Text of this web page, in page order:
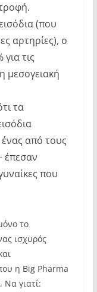
(που
αρτηρίες), ο
τις
μεσογειακή
τα
ένας από τους
έπεσαν
που
το
ισχυρός
η Big Pharma
Να γιατί: